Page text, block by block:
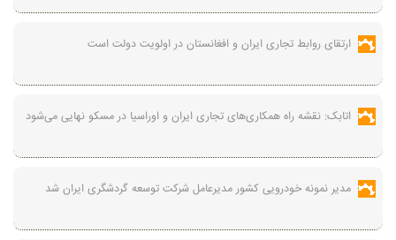
ارتقای روابط تجاری ایران و افغانستان در اولویت دولت است
اتابک: نقشه راه همکاری‌های تجاری ایران و اوراسیا در مسکو نهایی می‌شود
مدیر نمونه خودرویی کشور مدیرعامل شرکت توسعه گردشگری ایران شد